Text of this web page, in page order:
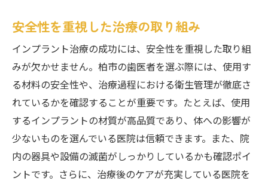
安全性を重視した治療の取り組み
インプラント治療の成功には、安全性を重視した取り組
みが欠かせません。柏市の歯医者を選ぶ際には、使用す
る材料の安全性や、治療過程における衛生管理が徹底さ
れているかを確認することが重要です。たとえば、使用
するインプラントの材質が高品質であり、体への影響が
少ないものを選んでいる医院は信頼できます。また、院
内の器具や設備の滅菌がしっかりしているかも確認ポイ
ントです。さらに、治療後のケアが充実している医院を